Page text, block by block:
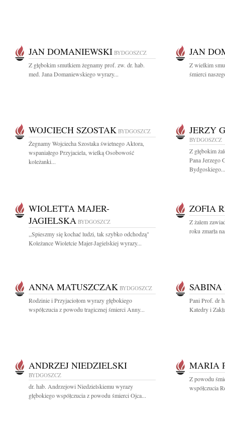
JAN DOMANIEWSKI BYDGOSZCZ
Z głębokim smutkiem żegnamy prof. zw. dr. hab.
med. Jana Domaniewskiego wyrazy...
JAN
Z wielkim
śmierci
WOJCIECH SZOSTAK BYDGOSZCZ
Żegnamy Wojciecha Szostaka świetnego Aktora,
wspaniałego Przyjaciela, wielką Osobowość
koleżanki...
JERZY
BYDGOSZCZ
Z głębokim
Pana Jerzego
Bydgoskiego...
WIOLETTA MAJER-
JAGIELSKA BYDGOSZCZ
,,Spieszmy się kochać ludzi, tak szybko odchodzą"
Koleżance Wioletcie Majer-Jagielskiej wyrazy...
ZOFIA
Z żalem
roku zmarła
ANNA MATUSZCZAK BYDGOSZCZ
Rodzinie i Przyjaciołom wyrazy głębokiego
współczucia z powodu tragicznej śmierci Anny...
Pani Prof. dr
Katedry i
ANDRZEJ NIEDZIELSKI
BYDGOSZCZ
dr. hab. Andrzejowi Niedzielskiemu wyrazy
głębokiego współczucia z powodu śmierci Ojca...
MARIA
Z powodu
współczucia